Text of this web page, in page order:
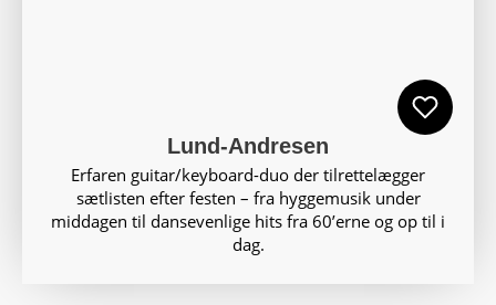
Lund-Andresen
Erfaren guitar/keyboard-duo der tilrettelægger
sætlisten efter festen – fra hyggemusik under
middagen til dansevenlige hits fra 60’erne og op til i
dag.